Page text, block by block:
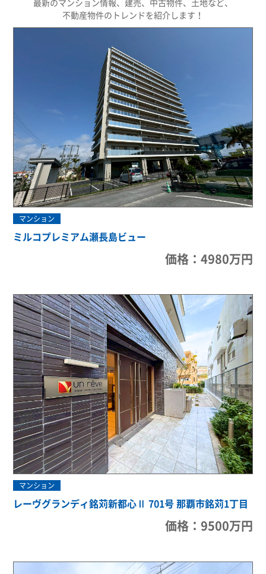
最新のマンション情報、建売、中古物件、土地など、
不動産物件のトレンドを紹介します！
マンション
ミルコプレミアム瀬長島ビュー
価格：4980万円
マンション
レーヴグランディ銘苅新都心Ⅱ 701号 那覇市銘苅1丁目
価格：9500万円